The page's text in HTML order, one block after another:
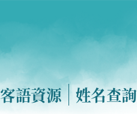
客語資源 姓名查詢